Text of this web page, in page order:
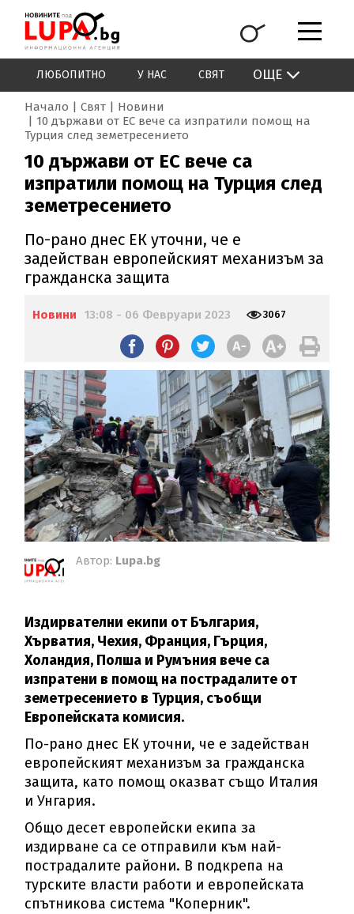
ЛЮБОПИТНО У НАС СВЯТ ОЩЕ
Начало Свят
Новини
10 държави от ЕС вече са изпратили помощ на
Турция след земетресението
10 държави от ЕС вече са
изпратили помощ на Турция след
земетресението
По-рано днес ЕК уточни, че е
задействан европейският механизъм за
гражданска защита
Новини 13:08 - 06 Февруари 2023 3067
Автор: Lupa.bg
Издирвателни екипи от България,
Хърватия, Чехия, Франция, Гърция,
Холандия, Полша и Румъния вече са
изпратени в помощ на пострадалите от
земетресението в Турция, съобщи
Европейската комисия.
По-рано днес ЕК уточни, че е задействан
европейският механизъм за гражданска
защита, като помощ оказват също Италия
и Унгария.
Общо десет европейски екипа за
издирване са се отправили към най-
пострадалите райони. В подкрепа на
турските власти работи и европейската
спътникова система "Коперник".